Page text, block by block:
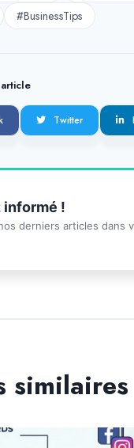
#BusinessTips
Twitter
informé !
derniers articles dans
similaires